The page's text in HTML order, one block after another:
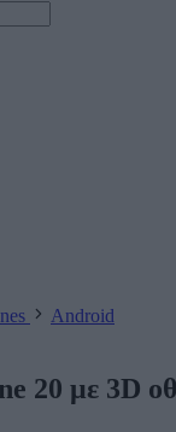
Android
20 με 3D